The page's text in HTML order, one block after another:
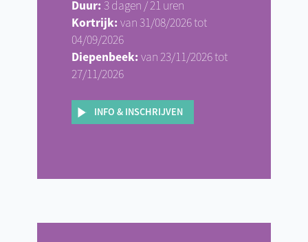
Duur: 3 dagen / 21 uren
Kortrijk: van 31/08/2026 tot
04/09/2026
Diepenbeek: van 23/11/2026 tot
27/11/2026
INFO & INSCHRIJVEN